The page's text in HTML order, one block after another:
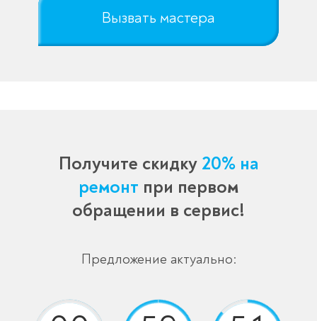
Вызвать мастера
Получите скидку 20% на
ремонт при первом
обращении в сервис!
Предложение актуально: